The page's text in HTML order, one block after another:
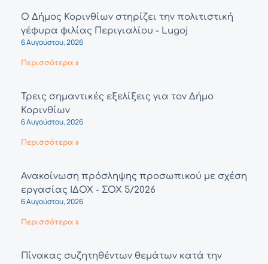
Ο Δήμος Κορινθίων στηρίζει την πολιτιστική
γέφυρα φιλίας Περιγιαλίου - Lugoj
6 Αυγούστου, 2026
Περισσότερα »
Τρεις σημαντικές εξελίξεις για τον Δήμο
Κορινθίων
6 Αυγούστου, 2026
Περισσότερα »
Ανακοίνωση πρόσληψης προσωπικού με σχέση
εργασίας ΙΔΟΧ - ΣΟΧ 5/2026
6 Αυγούστου, 2026
Περισσότερα »
Πίνακας συζητηθέντων θεμάτων κατά την